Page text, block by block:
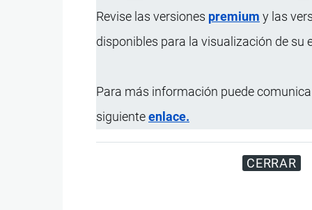
Revise las versiones premium y las
disponibles para la visualización de su
Para más información puede
siguienteenlace.
CERRAR